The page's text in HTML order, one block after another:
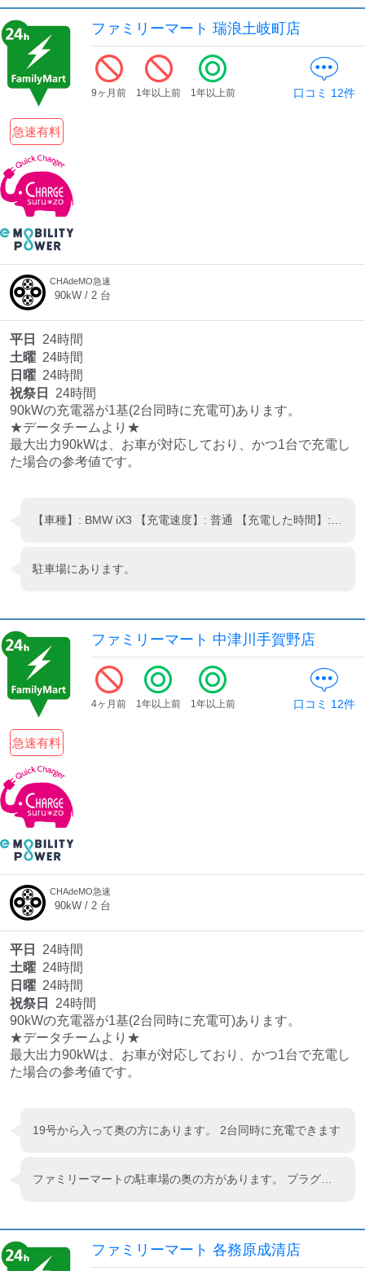
ファミリーマート 瑞浪土岐町店
急速有料
9ヶ月前 1年以上前 1年以上前 口コミ 12件
CHAdeMO急速
90kW / 2 台
平日
24時間
土曜 24時間
日曜 24時間
祝祭日
24時間
90kWの充電器が1基(2台同時に充電可)あります。
★データチームより★
最大出力90kWは、お車が対応しており、かつ1台で充電し
た場合の参考値です。
駐車場にあります。
ファミリーマート 中津川手賀野店
急速有料
4ヶ月前 1年以上前 1年以上前 口コミ 12件
CHAdeMO急速
90kW / 2 台
平日
24時間
土曜 24時間
日曜 24時間
祝祭日
24時間
90kWの充電器が1基(2台同時に充電可)あります。
★データチームより★
最大出力90kWは、お車が対応しており、かつ1台で充電し
19号から入って奥の方にあります。 2台同時に充電できます
ファミリーマートの駐車場の奥の方があります。 プラグをさして充電カード認証、充電開始します。
ファミリーマート 各務原成清店